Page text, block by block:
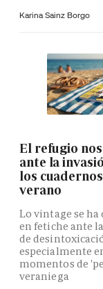
Karina Sainz Borgo
El refugio
ante la
los
verano
Lo vintage se
en fetiche ante
de
especialmente
momentos de
veraniega